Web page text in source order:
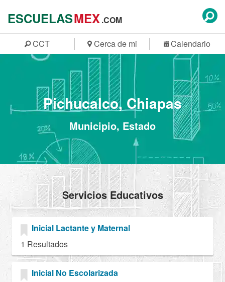
ESCUELASMEX.COM
CCT Cerca de mi Calendario
Pichucalco, Chiapas
Municipio, Estado
Servicios Educativos
Inicial Lactante y Maternal
1 Resultados
Inicial No Escolarizada